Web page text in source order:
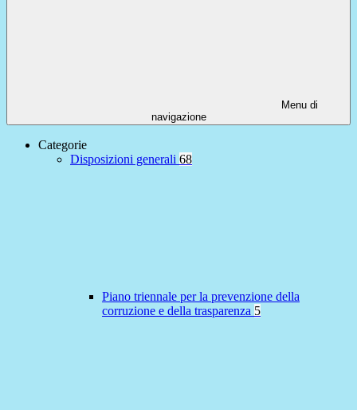
Menu di
navigazione
Categorie
Disposizioni generali 68
Piano triennale per la prevenzione della
corruzione e della trasparenza 5